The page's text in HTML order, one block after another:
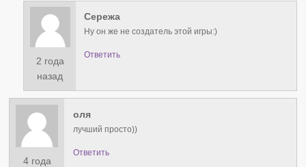
2 года
назад
Сережа
Ну он же не создатель этой игры:)
Ответить
4 года
оля
лучший просто))
Ответить